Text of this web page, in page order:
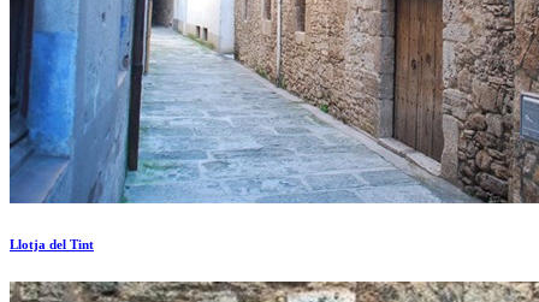
Llotja del Tint